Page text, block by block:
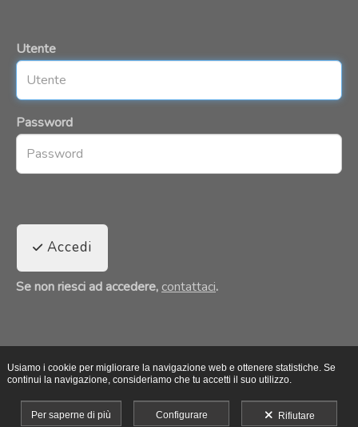
Utente
Password
Accedi
Se non riesci ad accedere, contattaci.
Usiamo i cookie per migliorare la navigazione web e ottenere statistiche. Se
continui la navigazione, consideriamo che tu accetti il suo utilizzo.
Per saperne di più Configurare Rifiutare